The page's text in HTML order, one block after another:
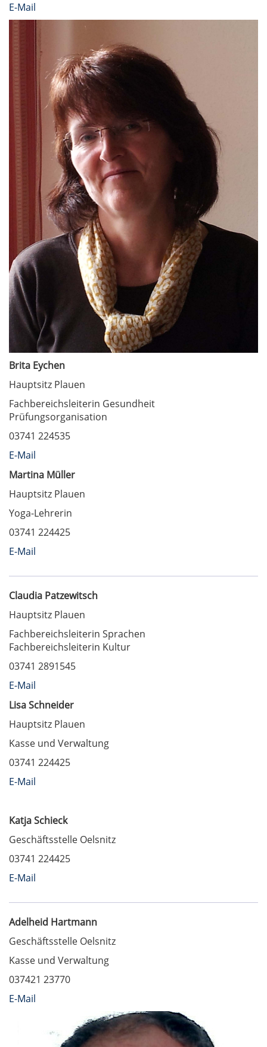
E-Mail
Brita Eychen
Hauptsitz Plauen
Fachbereichsleiterin Gesundheit
Prüfungsorganisation
03741 224535
E-Mail
Martina Müller
Hauptsitz Plauen
Yoga-Lehrerin
03741 224425
E-Mail
Claudia Patzewitsch
Hauptsitz Plauen
Fachbereichsleiterin Sprachen
Fachbereichsleiterin Kultur
03741 2891545
E-Mail
Lisa Schneider
Hauptsitz Plauen
Kasse und Verwaltung
03741 224425
E-Mail
Katja Schieck
Geschäftsstelle Oelsnitz
03741 224425
E-Mail
Adelheid Hartmann
Geschäftsstelle Oelsnitz
Kasse und Verwaltung
037421 23770
E-Mail